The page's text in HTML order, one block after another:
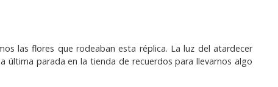
las flores que rodeaban esta réplica. La luz del atardecer
última parada en la tienda de recuerdos para llevarnos algo